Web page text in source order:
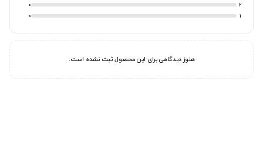
2
0
1
0
هنوز دیدگاهی برای این محصول ثبت نشده است.